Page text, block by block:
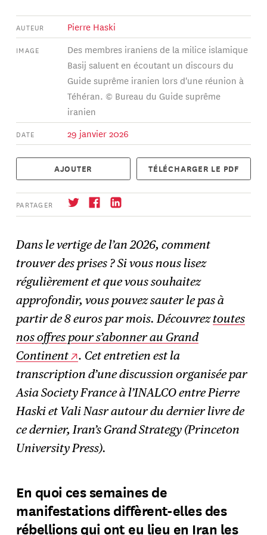
AUTEUR Pierre Haski
IMAGE
Des membres iraniens de la milice islamique
Basij saluent en écoutant un discours du
Guide suprême iranien lors d'une réunion à
Téhéran. © Bureau du Guide suprême
iranien
DATE 29 janvier 2026
AJOUTER TÉLÉCHARGER LE PDF
PARTAGER
→ S'abonner
Dans le vertige de l’an 2026, comment
trouver des prises ? Si vous nous lisez
régulièrement et que vous souhaitez
approfondir, vous pouvez sauter le pas à
partir de 8 euros par mois. Découvreztoutes
nos offres pour s’abonner au Grand
Continent
. Cet entretien est la
transcription d’une discussion organisée par
Asia Society France à l’INALCO entre Pierre
Haski et Vali Nasr autour du dernier livre de
ce dernier, Iran’s Grand Strategy (Princeton
University Press).
En quoi ces semaines de
manifestations diffèrent-elles des
rébellions qui ont eu lieu en Iran les